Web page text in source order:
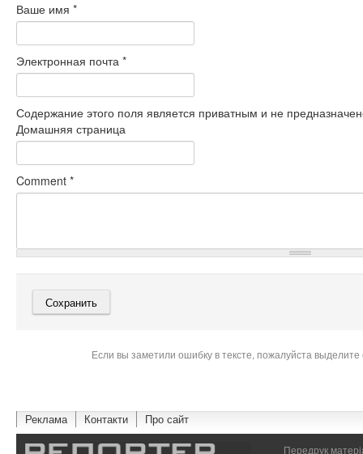
Ваше имя *
Электронная почта *
Содержание этого поля является приватным и не
Домашняя страница
Comment *
Если вы заметили ошибку в тексте, пожалуйста
Реклама Контакти Про сайт
Передрук